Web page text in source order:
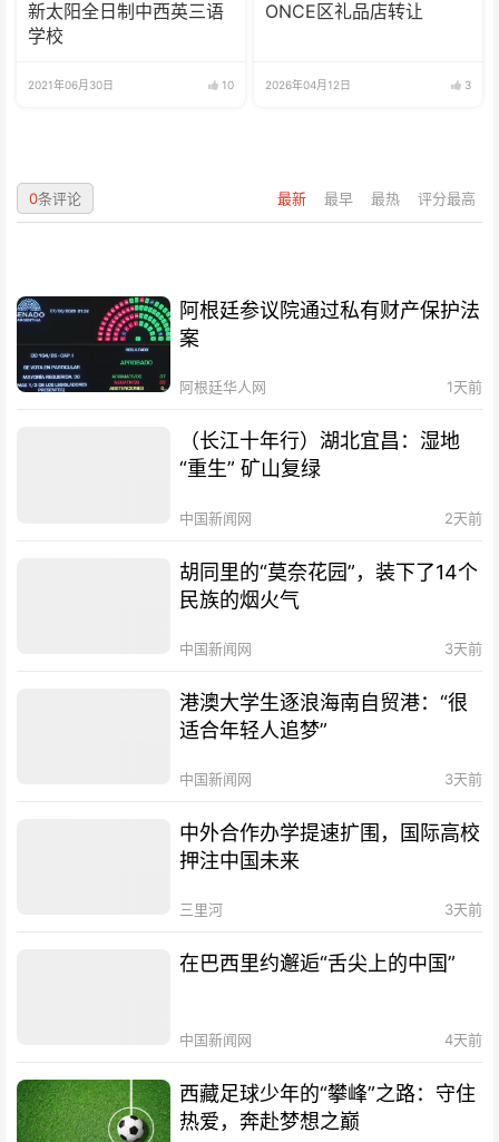
新太阳全日制中西英三语
学校
2021年06月30日 10
ONCE区礼品店转让
2026年04月12日 3
最新 最早 最热 评分最高
0条评论
阿根廷参议院通过私有财产保护法
案
阿根廷华人网 1天前
（长江十年行）湖北宜昌：湿地
“重生” 矿山复绿
中国新闻网 2天前
胡同里的“莫奈花园”，装下了14个
民族的烟火气
中国新闻网 3天前
港澳大学生逐浪海南自贸港：“很
适合年轻人追梦”
中国新闻网 3天前
中外合作办学提速扩围，国际高校
押注中国未来
三里河 3天前
在巴西里约邂逅“舌尖上的中国”
中国新闻网 4天前
西藏足球少年的“攀峰”之路：守住
热爱，奔赴梦想之巅